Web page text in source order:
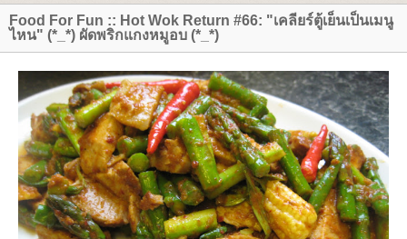
Food For Fun :: Hot Wok Return #66: "เคลียร์ตู้เย็นเป็นเมนู
ไหน" (*_*) ผัดพริกแกงหมูอบ (*_*)